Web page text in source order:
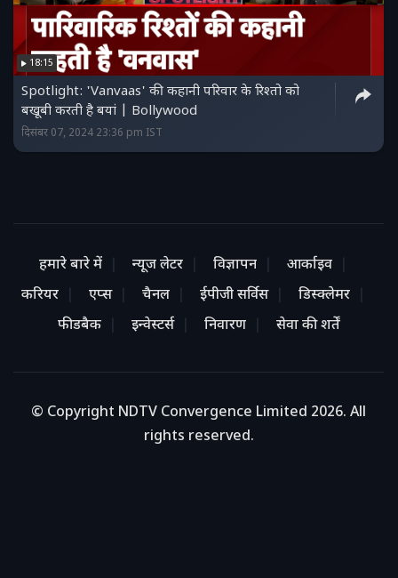
18:15
Spotlight: 'Vanvaas' की कहानी परिवार के रिश्तो को
बखूबी करती है बयां | Bollywood
दिसंबर 07, 2024 23:36 pm IST
हमारे बारे में न्यूज लेटर विज्ञापन
आर्काइव
करियर
एप्स चैनल ईपीजी सर्विस
डिस्क्लेमर
फीडबैक
इन्वेस्टर्स निवारण सेवा की शर्तें
© Copyright NDTV Convergence Limited 2026. All
rights reserved.